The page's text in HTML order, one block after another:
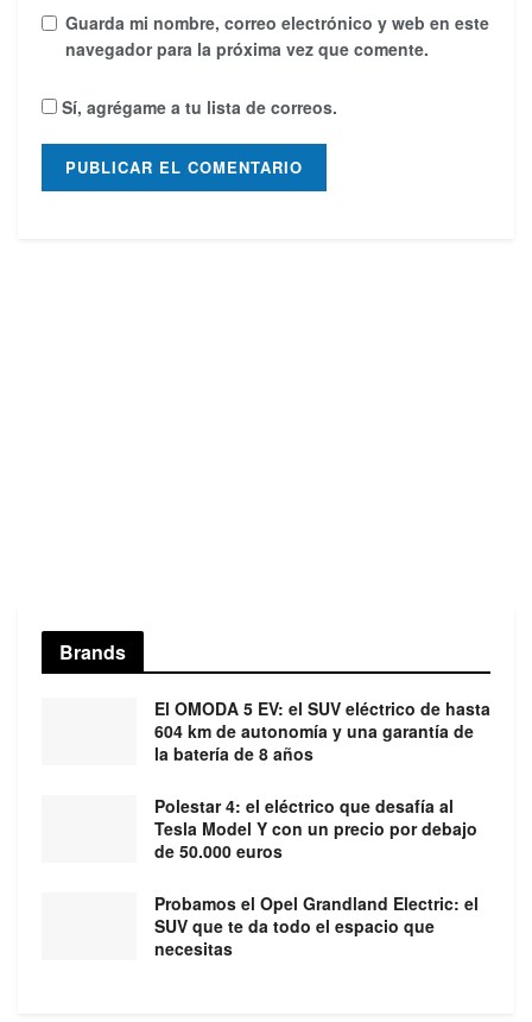
Guarda mi nombre, correo electrónico y web en este
navegador para la próxima vez que comente.
Sí, agrégame a tu lista de correos.
Brands
El OMODA 5 EV: el SUV eléctrico de hasta
604 km de autonomía y una garantía de
la batería de 8 años
Polestar 4: el eléctrico que desafía al
Tesla Model Y con un precio por debajo
de 50.000 euros
Probamos el Opel Grandland Electric: el
SUV que te da todo el espacio que
necesitas